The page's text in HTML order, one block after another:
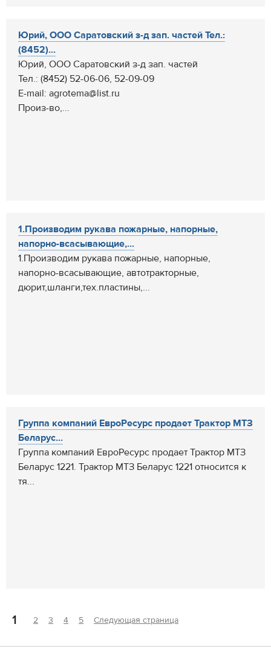
Юрий, ООО Саратовский з-д зап. частей Тел.:
(8452)...
Юрий, ООО Саратовский з-д зап. частей
Тел.: (8452) 52-06-06, 52-09-09
E-mail: agrotema@list.ru
Произ-во,...
1.Производим рукава пожарные, напорные,
напорно-всасывающие,...
1.Производим рукава пожарные, напорные,
напорно-всасывающие, автотракторные,
дюрит,шланги,тех.пластины,...
Группа компаний ЕвроРесурс продает Трактор МТЗ
Беларус...
Группа компаний ЕвроРесурс продает Трактор МТЗ
Беларус 1221. Трактор МТЗ Беларус 1221 относится к
тя...
1 2 3 4 5 Следующая страница